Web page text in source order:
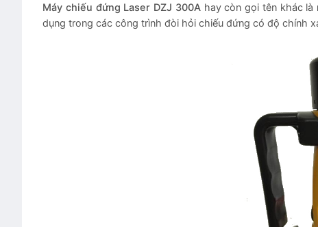
Máy chiếu đứng Laser DZJ 300A hay còn gọi tên khác là
dụng trong các công trình đòi hỏi chiếu đứng có độ chính